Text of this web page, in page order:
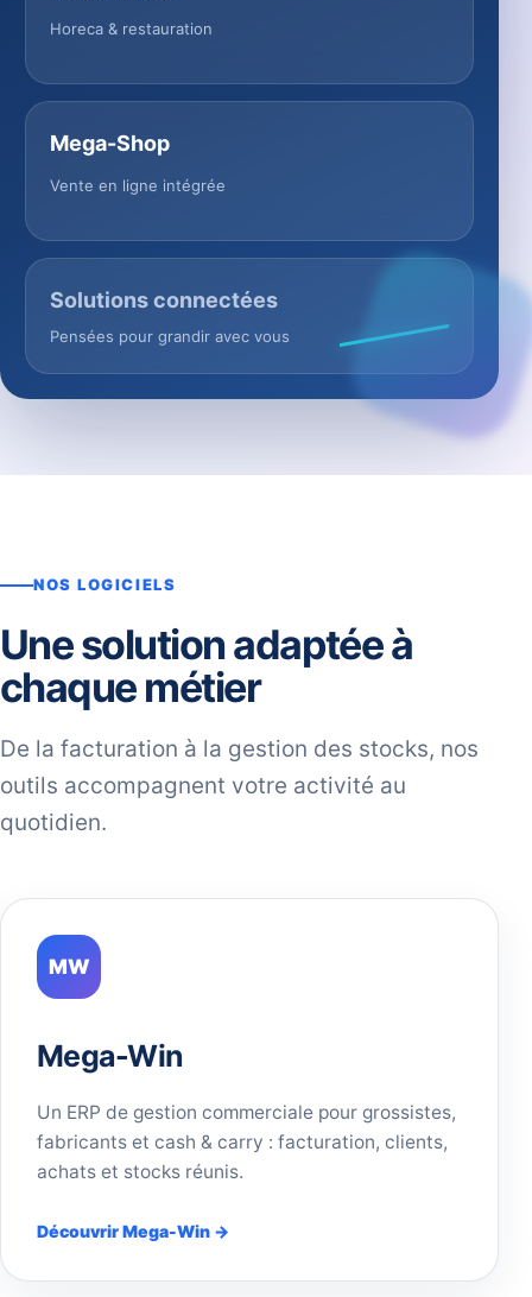
Horeca & restauration
Mega-Shop
Vente en ligne intégrée
Solutions connectées
Pensées pour grandir avec vous
NOS LOGICIELS
Une solution adaptée à
chaque métier
De la facturation à la gestion des stocks, nos
outils accompagnent votre activité au
quotidien.
MW
Mega-Win
Un ERP de gestion commerciale pour grossistes,
fabricants et cash & carry : facturation, clients,
achats et stocks réunis.
Découvrir Mega-Win →